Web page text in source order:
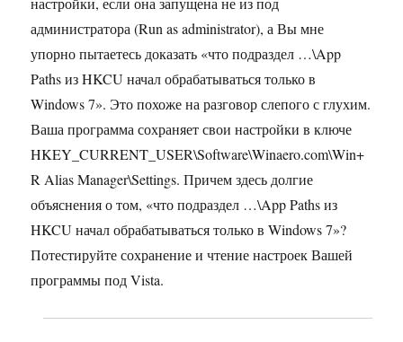
администратора (Run as administrator), а Вы мне
упорно пытаетесь доказать «что подраздел …\App
Paths из HKCU начал обрабатываться только в
Windows 7». Это похоже на разговор слепого с глухим.
Ваша программа сохраняет свои настройки в ключе
HKEY_CURRENT_USER\Software\Winaero.com\Win+
R Alias Manager\Settings. Причем здесь долгие
объяснения о том, «что подраздел …\App Paths из
HKCU начал обрабатываться только в Windows 7»?
Потестируйте сохранение и чтение настроек Вашей
программы под Vista.